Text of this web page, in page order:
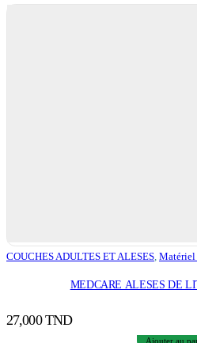
COUCHES ADULTES ET ALESES
MEDCARE ALESES DE
27,000TND
Ajouter au